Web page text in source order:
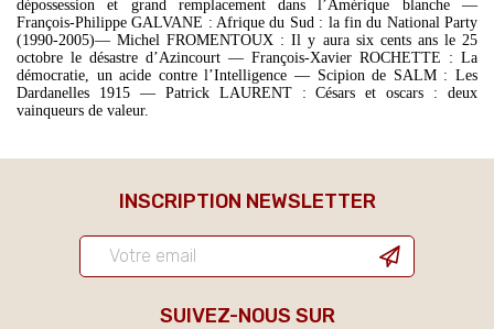
dépossession et grand remplacement dans l’Amérique blanche —
François-Philippe GALVANE : Afrique du Sud : la fin du National Party
(1990-2005)— Michel FROMENTOUX : Il y aura six cents ans le 25
octobre le désastre d’Azincourt — François-Xavier ROCHETTE : La
démocratie, un acide contre l’Intelligence — Scipion de SALM : Les
Dardanelles 1915 — Patrick LAURENT : Césars et oscars : deux
vainqueurs de valeur.
INSCRIPTION NEWSLETTER
SUIVEZ-NOUS SUR